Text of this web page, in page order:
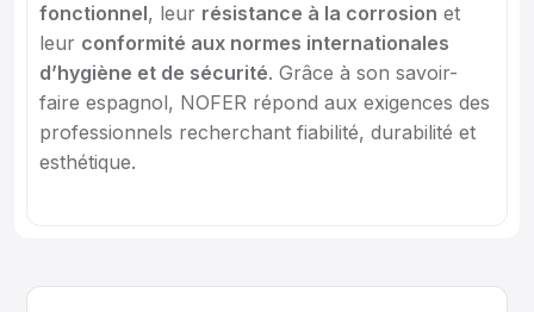
fonctionnel, leur résistance à la corrosion et
leur conformité aux normes internationales
d’hygiène et de sécurité. Grâce à son savoir-
faire espagnol, NOFER répond aux exigences des
professionnels recherchant fiabilité, durabilité et
esthétique.